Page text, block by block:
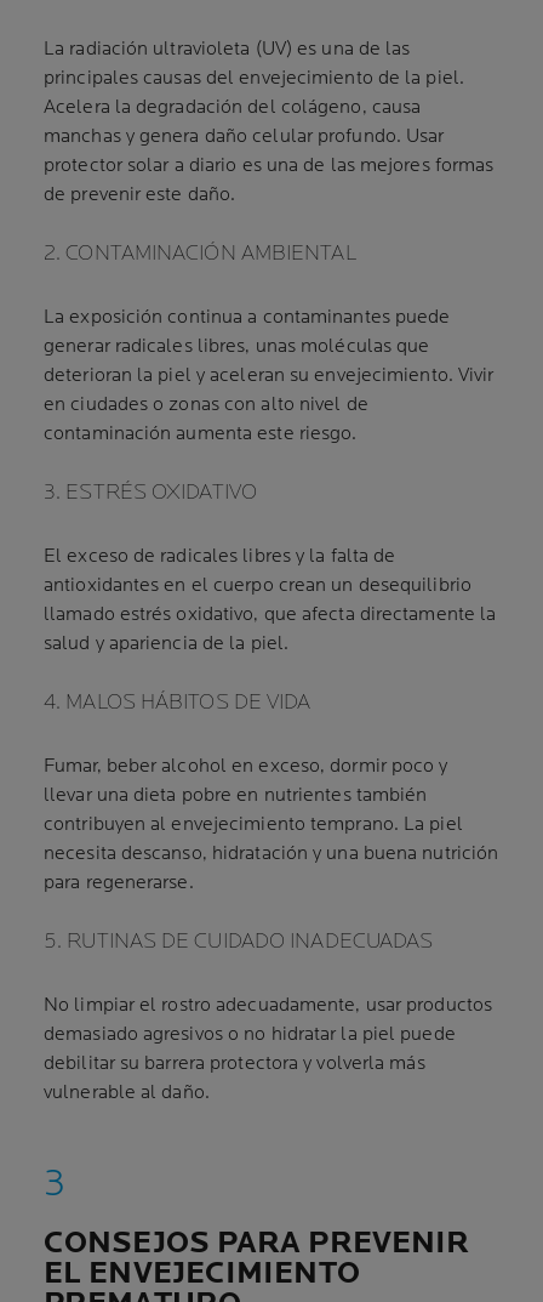
La radiación ultravioleta (UV) es una de las
principales causas del envejecimiento de la piel.
Acelera la degradación del colágeno, causa
manchas y genera daño celular profundo. Usar
protector solar a diario es una de las mejores formas
de prevenir este daño.
2. CONTAMINACIÓN AMBIENTAL
La exposición continua a contaminantes puede
generar radicales libres, unas moléculas que
deterioran la piel y aceleran su envejecimiento. Vivir
en ciudades o zonas con alto nivel de
contaminación aumenta este riesgo.
3. ESTRÉS OXIDATIVO
El exceso de radicales libres y la falta de
antioxidantes en el cuerpo crean un desequilibrio
llamado estrés oxidativo, que afecta directamente la
salud y apariencia de la piel.
4. MALOS HÁBITOS DE VIDA
Fumar, beber alcohol en exceso, dormir poco y
llevar una dieta pobre en nutrientes también
contribuyen al envejecimiento temprano. La piel
necesita descanso, hidratación y una buena nutrición
para regenerarse.
5. RUTINAS DE CUIDADO INADECUADAS
No limpiar el rostro adecuadamente, usar productos
demasiado agresivos o no hidratar la piel puede
debilitar su barrera protectora y volverla más
vulnerable al daño.
CONSEJOS PARA PREVENIR
EL ENVEJECIMIENTO